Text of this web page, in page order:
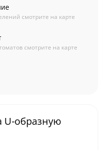
смотрите на карте
смотрите на карте
образную